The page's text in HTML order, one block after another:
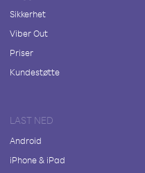
Sikkerhet
Viber Out
Priser
Kundestøtte
LAST NED
Android
iPhone & iPad